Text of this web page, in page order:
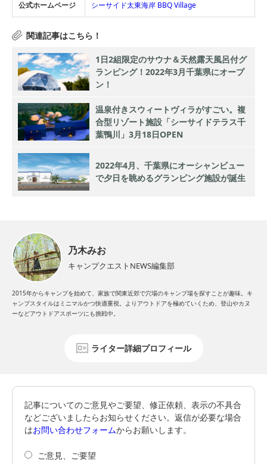
公式ホームページ シーサイド太東海岸 BBQ Village
1日2組限定のサウナ＆天然露天風呂付グ
ランピング！2022年3月千葉県にオープ
ン！
温泉付きスウィートヴィラがすごい。複
合型リゾート施設「シーサイドテラス千
葉鴨川」3月18日OPEN
2022年4月、千葉県にオーシャンビュー
で夕日を眺めるグランピング施設が誕生
乃木みお
キャンプクエストNEWS編集部
2015年からキャンプを始めて、家族で関東近郊で穴場のキャンプ場を探すことが趣味。キ
ャンプスタイルはミニマルかつ快適重視。よりアウトドアを極めていくため、登山やカヌ
ーなどアウトドアスポーツにも挑戦中。
ライター詳細プロフィール
記事についてのご意見やご要望、修正依頼、表示の不具合
などございましたらお知らせください。返信が必要な場合
はお問い合わせフォームからお願いします。
ご意見、ご要望